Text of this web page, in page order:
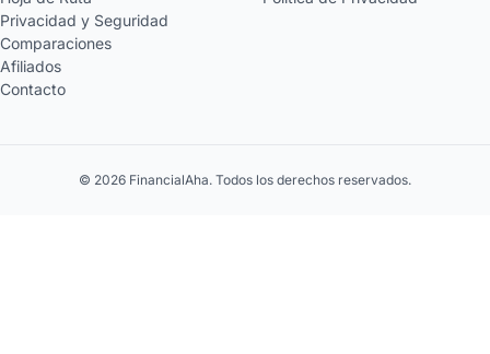
Privacidad y Seguridad
Comparaciones
Afiliados
Contacto
© 2026 FinancialAha. Todos los derechos reservados.